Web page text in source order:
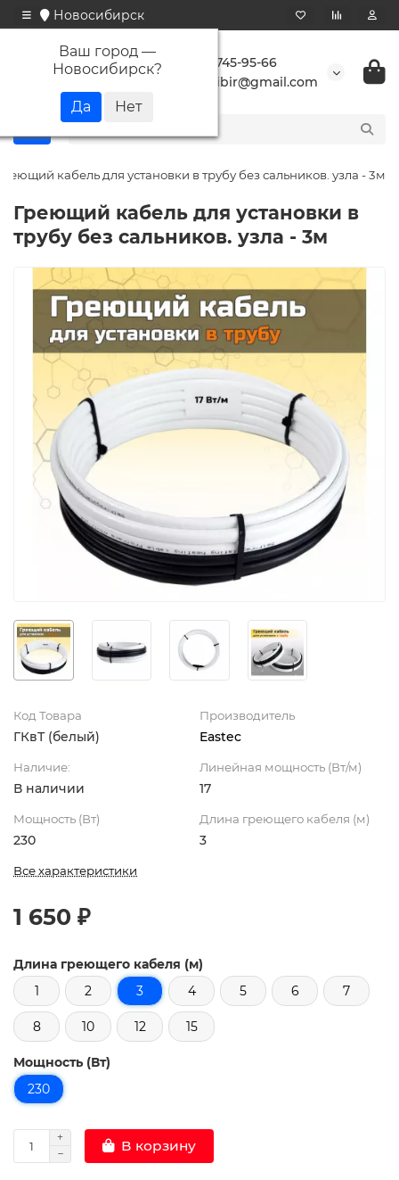
Новосибирск
Ваш город —
Новосибирск?
+7 923 745-95-66
buransibir@gmail.com
кабель для установки в трубу без сальников. узла - 3м
Греющий кабель для установки в
трубу без сальников. узла - 3м
Код Товара
ГКвТ (белый)
Производитель
Eastec
Наличие:
В наличии
Линейная мощность (Вт/м)
17
Мощность (Вт)
230
Длина греющего кабеля (м)
3
Все характеристики
1 650 ₽
Длина греющего кабеля (м)
1
2 3 4 5 6 7
8 10 12 15
Мощность (Вт)
230
В корзину